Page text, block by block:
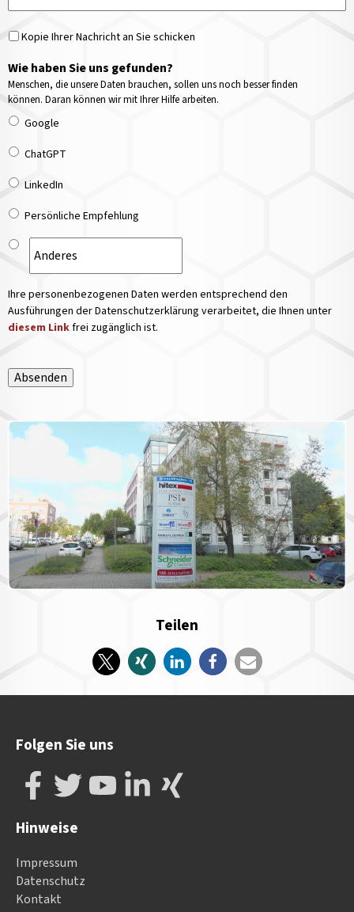
Kopie Ihrer Nachricht an Sie schicken
Wie haben Sie uns gefunden?
Menschen, die unsere Daten brauchen, sollen uns noch besser finden
können. Daran können wir mit Ihrer Hilfe arbeiten.
Google
ChatGPT
LinkedIn
Persönliche Empfehlung
Ihre personenbezogenen Daten werden entsprechend den
Ausführungen der Datenschutzerklärung verarbeitet, die Ihnen unter
diesem Linkfrei zugänglich ist.
Absenden
Teilen
Folgen Sie uns
Hinweise
Impressum
Datenschutz
Kontakt